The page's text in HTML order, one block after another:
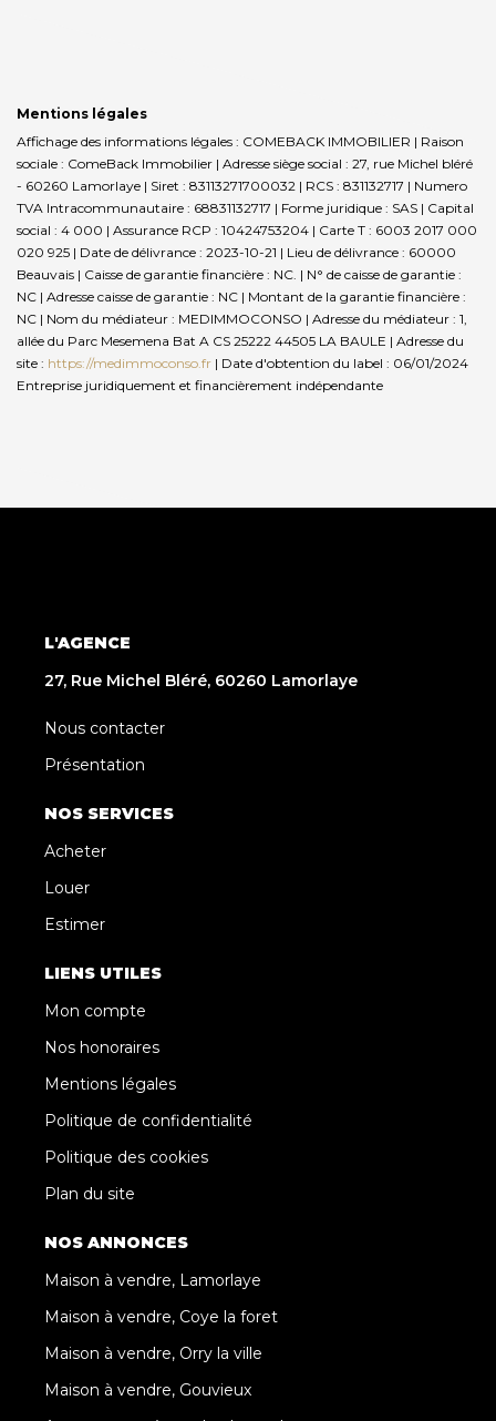
Mentions légales
Affichage des informations légales : COMEBACK IMMOBILIER | Raison
sociale : ComeBack Immobilier | Adresse siège social : 27, rue Michel bléré
- 60260 Lamorlaye | Siret : 83113271700032 | RCS : 831132717 | Numero
TVA Intracommunautaire : 68831132717 | Forme juridique : SAS | Capital
social : 4 000 | Assurance RCP : 10424753204 | Carte T : 6003 2017 000
020 925 | Date de délivrance : 2023-10-21 | Lieu de délivrance : 60000
Beauvais | Caisse de garantie financière : NC. | N° de caisse de garantie :
NC | Adresse caisse de garantie : NC | Montant de la garantie financière :
NC | Nom du médiateur : MEDIMMOCONSO | Adresse du médiateur : 1,
allée du Parc Mesemena Bat A CS 25222 44505 LA BAULE | Adresse du
site : https://medimmoconso.fr | Date d'obtention du label : 06/01/2024
Entreprise juridiquement et financièrement indépendante
L'AGENCE
27, Rue Michel Bléré, 60260 Lamorlaye
Nous contacter
Présentation
NOS SERVICES
Acheter
Louer
Estimer
LIENS UTILES
Mon compte
Nos honoraires
Mentions légales
Politique de confidentialité
Politique des cookies
Plan du site
NOS ANNONCES
Maison à vendre, Lamorlaye
Maison à vendre, Coye la foret
Maison à vendre, Orry la ville
Maison à vendre, Gouvieux